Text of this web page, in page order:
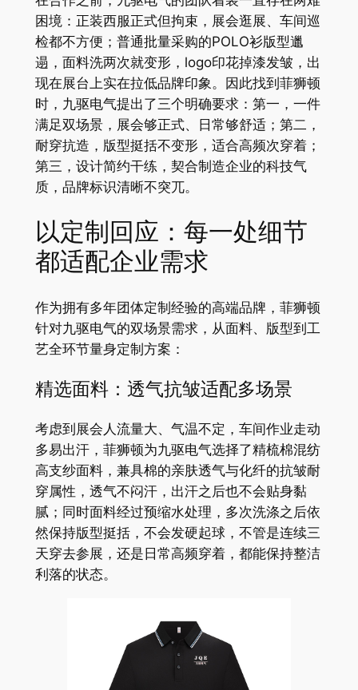
困境：正装西服正式但拘束，展会逛展、车间巡
检都不方便；普通批量采购的POLO衫版型邋
遢，面料洗两次就变形，logo印花掉漆发皱，出
现在展台上实在拉低品牌印象。因此找到菲狮顿
时，九驱电气提出了三个明确要求：第一，一件
满足双场景，展会够正式、日常够舒适；第二，
耐穿抗造，版型挺括不变形，适合高频次穿着；
第三，设计简约干练，契合制造企业的科技气
质，品牌标识清晰不突兀。
以定制回应：每一处细节
都适配企业需求
作为拥有多年团体定制经验的高端品牌，菲狮顿
针对九驱电气的双场景需求，从面料、版型到工
艺全环节量身定制方案：
精选面料：透气抗皱适配多场景
考虑到展会人流量大、气温不定，车间作业走动
多易出汗，菲狮顿为九驱电气选择了精梳棉混纺
高支纱面料，兼具棉的亲肤透气与化纤的抗皱耐
穿属性，透气不闷汗，出汗之后也不会贴身黏
腻；同时面料经过预缩水处理，多次洗涤之后依
然保持版型挺括，不会发硬起球，不管是连续三
天穿去参展，还是日常高频穿着，都能保持整洁
利落的状态。